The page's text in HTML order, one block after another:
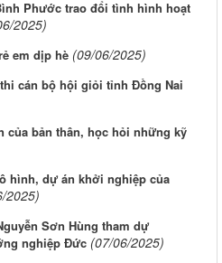
Phước trao đổi tình hình hoạt
2025)
em dịp hè (09/06/2025)
cán bộ hội giỏi tỉnh Đồng Nai
của bản thân, học hỏi những kỹ
hình, dự án khởi nghiệp của
2025)
Sơn Hùng tham dự
nghiệp Đức (07/06/2025)